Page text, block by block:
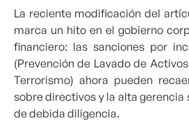
La reciente modificación del
marca un hito en el gobierno
financiero: las sanciones por
(Prevención de Lavado de
Terrorismo) ahora pueden
sobre directivos y la alta
de debida diligencia.